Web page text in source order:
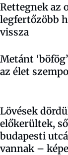
Rettegnek az
legfertőzöbb
vissza
Metánt
az élet
Lövések
előkerültek,
budapesti
vannak –